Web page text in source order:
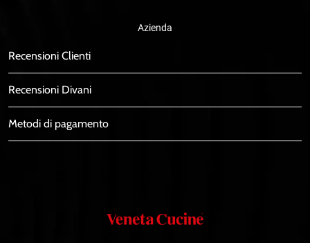
Azienda
Recensioni Clienti
Recensioni Divani
Metodi di pagamento
Veneta